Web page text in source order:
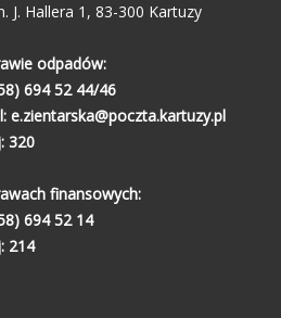
J. Hallera 1, 83-300 Kartuzy
odpadów:
694 52 44/46
e.zientarska@poczta.kartuzy.pl
320
finansowych:
694 52 14
214